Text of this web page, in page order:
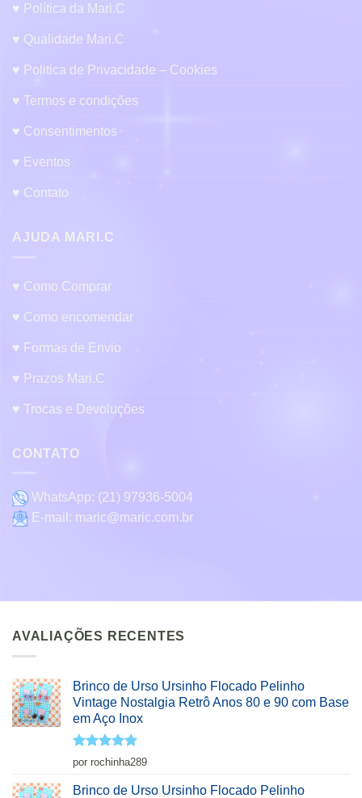
♥ Política da Mari.C
♥ Qualidade Mari.C
♥ Politica de Privacidade – Cookies
♥ Termos e condições
♥ Consentimentos
♥ Eventos
♥ Contato
AJUDA MARI.C
♥ Como Comprar
♥ Como encomendar
♥ Formas de Envio
♥ Prazos Mari.C
♥ Trocas e Devoluções
CONTATO
WhatsApp: (21) 97936-5004
E-mail: maric@maric.com.br
AVALIAÇÕES RECENTES
Brinco de Urso Ursinho Flocado Pelinho
Vintage Nostalgia Retrô Anos 80 e 90 com Base
em Aço Inox
Avaliação5
de 5
por rochinha289
Brinco de Urso Ursinho Flocado Pelinho